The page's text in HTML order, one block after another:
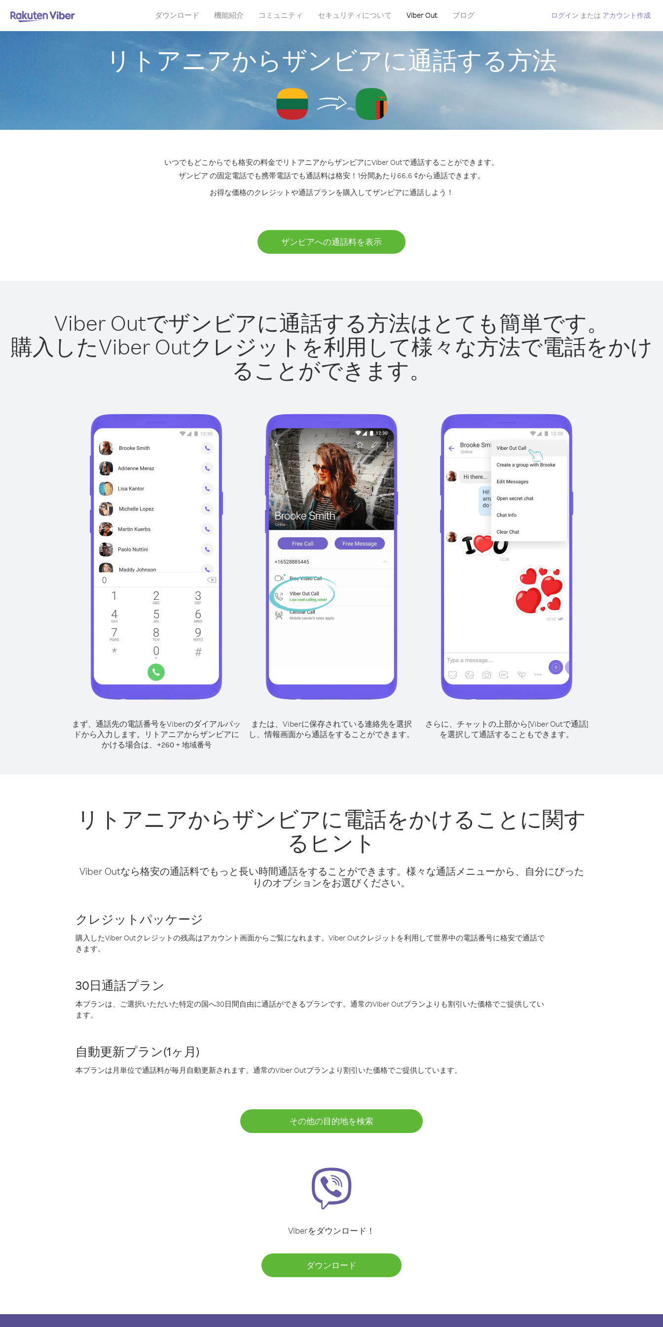
ダウンロード 機能紹介 コミュニティ セキュリティについて Viber Out ブログ ログイン または アカウント作成
リトアニアからザンビアに通話する方法
いつでもどこからでも格安の料金でリトアニアからザンビアにViber Outで通話することができます。
ザンビア の固定電話でも携帯電話でも通話料は格安！1分間あたり66.6 ¢から通話できます。
お得な価格のクレジットや通話プランを購入してザンビアに通話しよう！
ザンビアへの通話料を表示
Viber Outでザンビアに通話する方法はとても簡単です。
購入したViber Outクレジットを利用して様々な方法で電話をかけ
ることができます。
まず、通話先の電話番号をViberのダイアルパッ
ドから入力します。
リトアニアからザンビアに
かける場合は、
+260+ 地域番号
または、Viberに保存されている連絡先を選択
し、情報画面から通話をすることができます。
さらに、チャットの上部から[Viber Outで通話]
を選択して通話することもできます。
リトアニアからザンビアに電話をかけることに関す
るヒント
Viber Outなら格安の通話料でもっと長い時間通話をすることができます。様々な通話メニューから、自分にぴった
りのオプションをお選びください。
クレジットパッケージ
購入したViber Outクレジットの残高はアカウント画面からご覧になれます。Viber Outクレジットを利用して世界中の電話番号に格安で通話で
きます。
30日通話プラン
本プランは、ご選択いただいた特定の国へ30日間自由に通話ができるプランです。通常のViber Outプランよりも割引いた価格でご提供してい
ます。
自動更新プラン(1ヶ月)
本プランは月単位で通話料が毎月自動更新されます。通常のViber Outプランより割引いた価格でご提供しています。
その他の目的地を検索
Viberをダウンロード！
ダウンロード